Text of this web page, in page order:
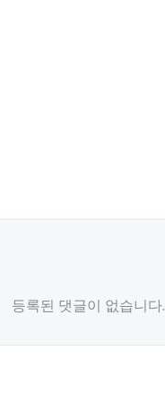
등록된 댓글이 없습니다.